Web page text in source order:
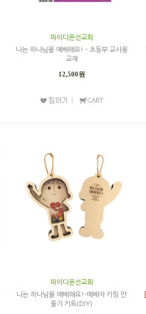
파이디온선교회
나는 하나님을 예배해요! - 초등부 교사용
교재
12,500원
파이디온선교회
나는 하나님을 예배해요!-예배자 키링 만
들기 키트(DIY)